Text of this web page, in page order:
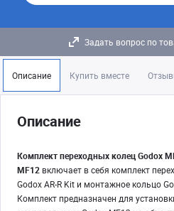
Задать вопрос по
Описание Купить вместе
Описание
Комплект переходных колец Godox
MF12 включает в себя комплект
Godox AR-R Kit и монтажное кольцо
Комплект предназначен для